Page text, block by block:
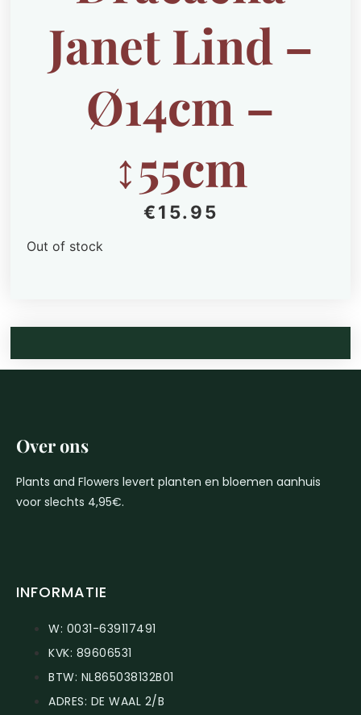
Janet Lind –
Ø14cm –
↕55cm
€15.95
Out of stock
Over ons
Plants and Flowers levert planten en bloemen aanhuis
voor slechts 4,95€.
INFORMATIE
W: 0031-639117491
KVK: 89606531
BTW: NL865038132B01
ADRES: DE WAAL 2/B